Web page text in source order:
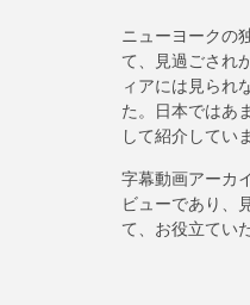
ニューヨークの
て、見過ごされ
ィアには見られ
た。日本ではあ
して紹介してい
字幕動画アーカ
ビューであり、
て、お役立てい